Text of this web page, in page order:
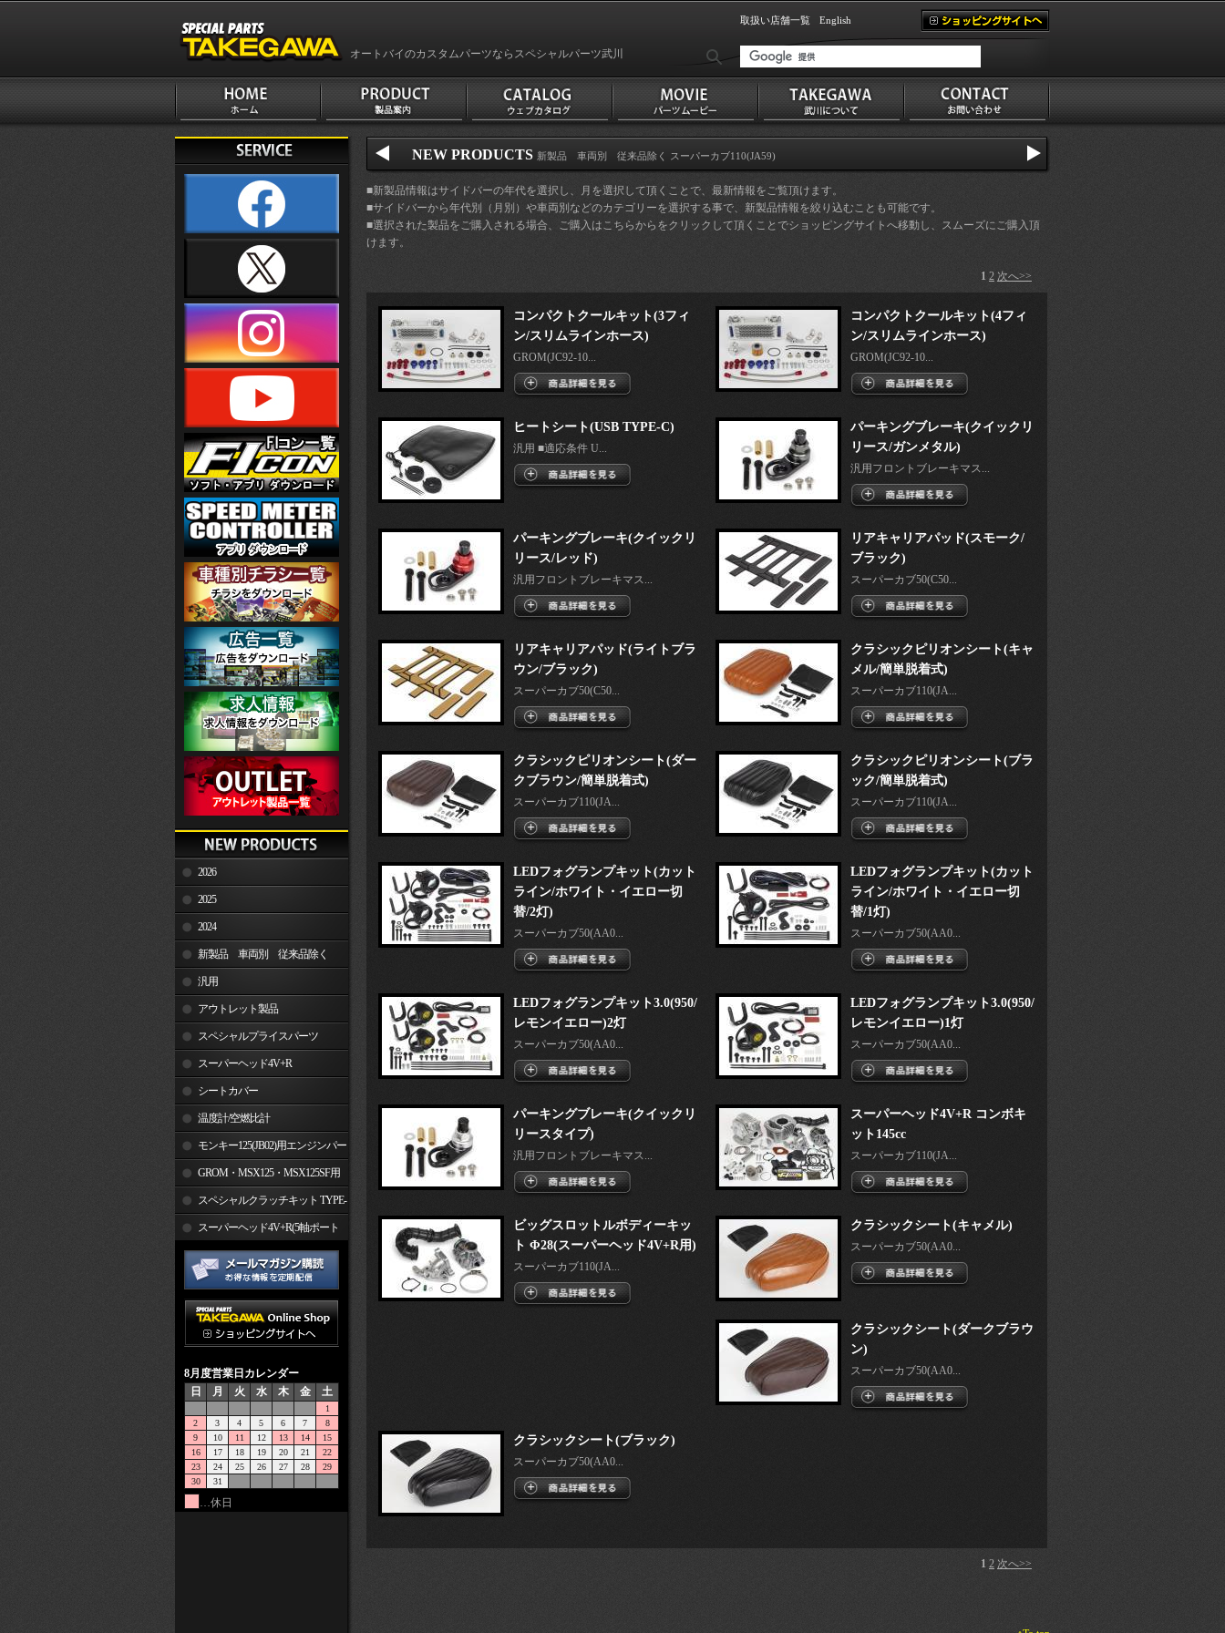
オートバイのカスタムパーツならスペシャルパーツ武川
取扱い店舗一覧 English
2026
2025
2024
新製品 車両別 従来品除く
汎用
アウトレット製品
スペシャルプライスパーツ
スーパーヘッド4V+R
シートカバー
温度計/空燃比計
モンキー125(JB02)用エンジンパー
ツ GROM・MSX125・MSX125SF用
エンジンパーツ
スペシャルクラッチキット TYPE-
スーパーヘッド4V+R(5軸ポート
加工)
8月度営業日カレンダー
日
月 火 水 木 金 土
1
2
3 4 5 6 7
8
9
10 11 12 13 14
15
16
17 18 19 20 21
22
23
24 25 26 27 28
29
30
31
…休日
NEW PRODUCTS 新製品 車両別 従来品除く スーパーカブ110(JA59)
■新製品情報はサイドバーの年代を選択し、月を選択して頂くことで、最新情報をご覧頂けます。
■サイドバーから年代別（月別）や車両別などのカテゴリーを選択する事で、新製品情報を絞り込むことも可能です。
■選択された製品をご購入される場合、ご購入はこちらからをクリックして頂くことでショッピングサイトへ移動し、スムーズにご購入頂
けます。
1 2 次へ>>
コンパクトクールキット(3フィ
ン/スリムラインホース)
GROM(JC92-10...
コンパクトクールキット(4フィ
ン/スリムラインホース)
GROM(JC92-10...
ヒートシート(USB TYPE-C)
汎用 ■適応条件 U...
パーキングブレーキ(クイックリ
リース/ガンメタル)
汎用フロントブレーキマス...
パーキングブレーキ(クイックリ
リース/レッド)
汎用フロントブレーキマス...
リアキャリアパッド(スモーク/
ブラック)
スーパーカブ50(C50...
リアキャリアパッド(ライトブラ
ウン/ブラック)
スーパーカブ50(C50...
クラシックピリオンシート(キャ
メル/簡単脱着式)
スーパーカブ110(JA...
クラシックピリオンシート(ダー
クブラウン/簡単脱着式)
スーパーカブ110(JA...
クラシックピリオンシート(ブラ
ック/簡単脱着式)
スーパーカブ110(JA...
LEDフォグランプキット(カット
ライン/ホワイト・イエロー切
替/2灯)
スーパーカブ50(AA0...
LEDフォグランプキット(カット
ライン/ホワイト・イエロー切
替/1灯)
スーパーカブ50(AA0...
LEDフォグランプキット3.0(950/
レモンイエロー)2灯
スーパーカブ50(AA0...
LEDフォグランプキット3.0(950/
レモンイエロー)1灯
スーパーカブ50(AA0...
パーキングブレーキ(クイックリ
リースタイプ)
汎用フロントブレーキマス...
スーパーヘッド4V+R コンボキ
ット145cc
スーパーカブ110(JA...
ビッグスロットルボディーキッ
ト Φ28(スーパーヘッド4V+R用)
スーパーカブ110(JA...
クラシックシート(キャメル)
スーパーカブ50(AA0...
クラシックシート(ダークブラウ
ン)
スーパーカブ50(AA0...
クラシックシート(ブラック)
スーパーカブ50(AA0...
1 2 次へ>>